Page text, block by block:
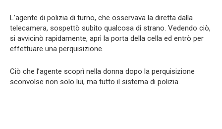
L’agente di polizia di turno, che osservava la diretta dalla
telecamera, sospettò subito qualcosa di strano. Vedendo ciò,
si avvicinò rapidamente, aprì la porta della cella ed entrò per
effettuare una perquisizione.
Ciò che l’agente scoprì nella donna dopo la perquisizione
sconvolse non solo lui, ma tutto il sistema di polizia.